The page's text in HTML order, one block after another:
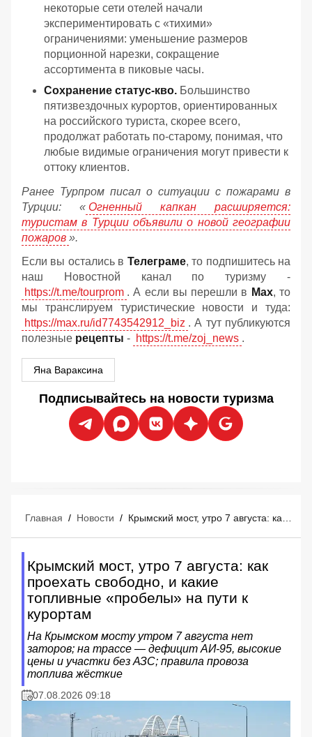
некоторые сети отелей начали
экспериментировать с «тихими»
ограничениями: уменьшение размеров
порционной нарезки, сокращение
ассортимента в пиковые часы.
Сохранение статус-кво. Большинство
пятизвездочных курортов, ориентированных
на российского туриста, скорее всего,
продолжат работать по-старому, понимая, что
любые видимые ограничения могут привести к
оттоку клиентов.
Ранее Турпром писал о ситуации с пожарами в
Турции: « Огненный капкан расширяется:
туристам в Турции объявили о новой географии
пожаров ».
Если вы остались в Телеграме, то подпишитесь на
наш Новостной канал по туризму -
https://t.me/tourprom . А если вы перешли в Мах, то
мы транслируем туристические новости и туда:
https://max.ru/id7743542912_biz . А тут публикуются
полезные рецепты - https://t.me/zoj_news .
Яна Вараксина
Подписывайтесь на новости туризма
Главная / Новости /
Крымский мост, утро 7 августа: как
проехать свободно, и какие
топливные «пробелы» на пути к
курортам
На Крымском мосту утром 7 августа нет
заторов; на трассе — дефицит АИ‑95, высокие
цены и участки без АЗС; правила провоза
топлива жёсткие
07.08.2026 09:18